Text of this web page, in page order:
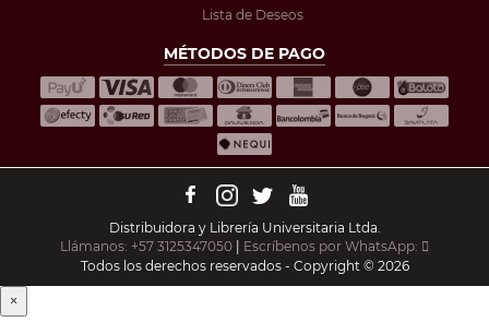
Lista de Deseos
MÉTODOS DE PAGO
Distribuidora y Librería Universitaria Ltda.
Llámanos: +57 3125347050 | Escríbenos por WhatsApp:
Todos los derechos reservados - Copyright © 2026
×